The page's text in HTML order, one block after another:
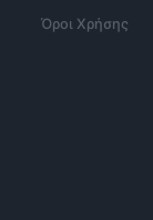
Όροι Χρήσης